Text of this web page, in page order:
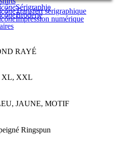
Sérigraphie
Transfert sérigraphique
Broderie
Impression numérique
RAYÉ
XL, XXL
JAUNE, MOTIF
Ringspun